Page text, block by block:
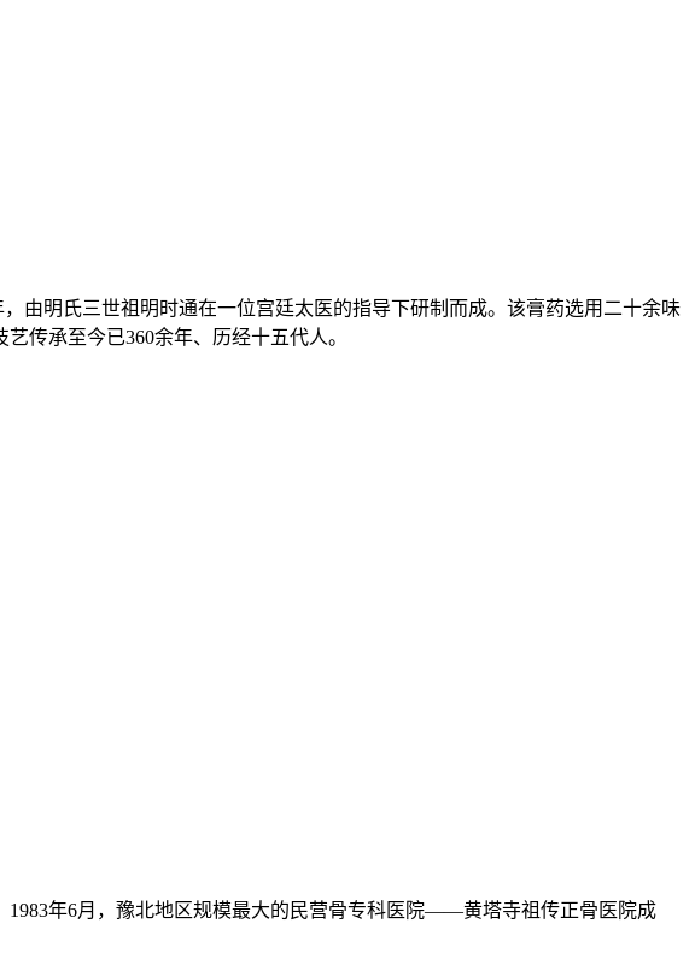
由明氏三世祖明时通在一位宫廷太医的指导下研制而成。该膏药选用二十余味
传承至今已360余年、历经十五代人。
1983年6月，豫北地区规模最大的民营骨专科医院——黄塔寺祖传正骨医院成